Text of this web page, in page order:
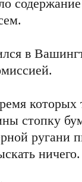
в
стопку
ругани